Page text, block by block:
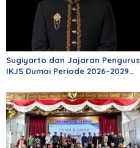
Sugiyarto dan Jajaran Pengurus
IKJS Dumai Periode 2026–2029